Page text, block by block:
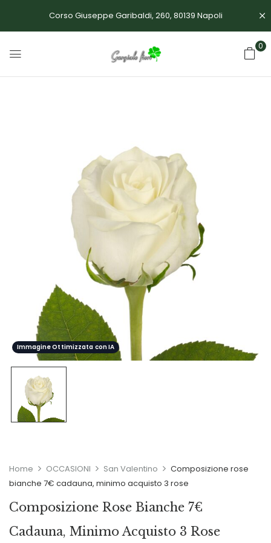
Corso Giuseppe Garibaldi, 260, 80139 Napoli
0
Immagine Ottimizzata con IA
Home OCCASIONI San Valentino
Composizione rose
bianche 7€ cadauna, minimo acquisto 3 rose
Composizione Rose Bianche 7€
Cadauna, Minimo Acquisto 3 Rose